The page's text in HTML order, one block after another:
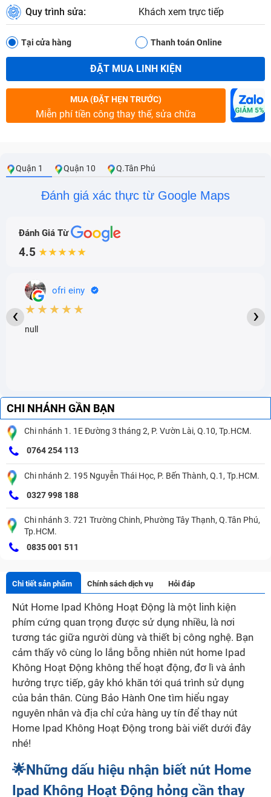
Quy trình sửa: Khách xem trực tiếp
Tại cửa hàng Thanh toán Online
ĐẶT MUA LINH KIỆN
MUA (ĐẶT HẸN TRƯỚC)
Miễn phí tiền công thay thế, sửa chữa
Quận 1 Quận 10 Q.Tân Phú
Đánh giá xác thực từ Google Maps
Đánh Giá Từ
4.5 ★★★★★
ofri einy
★★★★★
null
‹ ›
CHI NHÁNH GẦN BẠN
Chi nhánh 1. 1E Đường 3 tháng 2, P. Vườn Lài, Q.10, Tp.HCM.
0764 254 113
Chi nhánh 2. 195 Nguyễn Thái Học, P. Bến Thành, Q.1, Tp.HCM.
0327 998 188
Chi nhánh 3. 721 Trường Chinh, Phường Tây Thạnh, Q.Tân Phú,
Tp.HCM.
0835 001 511
Chi tiết sản phẩm Chính sách dịch vụ Hỏi đáp
Nút Home Ipad Không Hoạt Động là một linh kiện
phím cứng quan trọng được sử dụng nhiều, là nơi
tương tác giữa người dùng và thiết bị công nghệ. Bạn
cảm thấy vô cùng lo lắng bỗng nhiên nút home Ipad
Không Hoạt Động không thể hoạt động, đơ lì và ảnh
hưởng trực tiếp, gây khó khăn tới quá trình sử dụng
của bản thân. Cùng Bảo Hành One tìm hiểu ngay
nguyên nhân và địa chỉ cửa hàng uy tín để thay nút
Home Ipad Không Hoạt Động trong bài viết dưới đây
nhé!
🌟Những dấu hiệu nhận biết nút Home
Ipad Không Hoạt Động hỏng cần thay